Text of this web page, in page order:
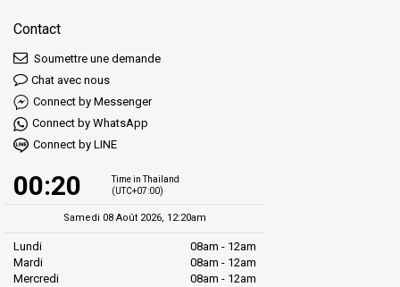
Contact
Soumettre une demande
Chat avec nous
Connect by Messenger
Connect by WhatsApp
Connect by LINE
00:20
Time in Thailand
(UTC+07:00)
Samedi 08 Août 2026, 12:20am
Lundi
08am - 12am
Mardi
08am - 12am
Mercredi
08am - 12am